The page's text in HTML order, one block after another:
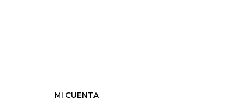
MI CUENTA